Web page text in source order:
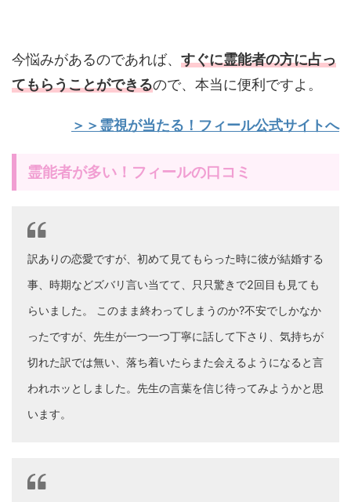
今悩みがあるのであれば、 すぐに霊能者の方に占っ
てもらうことができるので、本当に便利ですよ。
＞＞霊視が当たる！フィール公式サイトへ
霊能者が多い！フィールの口コミ
訳ありの恋愛ですが、初めて見てもらった時に彼が結婚する
事、時期などズバリ言い当てて、只只驚きで2回目も見ても
らいました。 このまま終わってしまうのか?不安でしかなか
ったですが、先生が一つ一つ丁寧に話して下さり、気持ちが
切れた訳では無い、落ち着いたらまた会えるようになると言
われホッとしました。先生の言葉を信じ待ってみようかと思
います。